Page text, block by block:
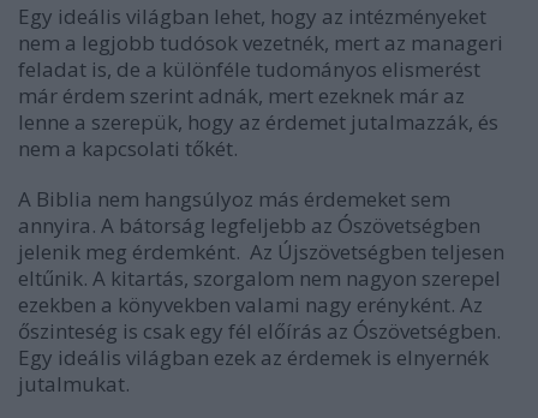
Egy ideális világban lehet, hogy az intézményeket
nem a legjobb tudósok vezetnék, mert az manageri
feladat is, de a különféle tudományos elismerést
már érdem szerint adnák, mert ezeknek már az
lenne a szerepük, hogy az érdemet jutalmazzák, és
nem a kapcsolati tőkét.
A Biblia nem hangsúlyoz más érdemeket sem
annyira. A bátorság legfeljebb az Ószövetségben
jelenik meg érdemként. Az Újszövetségben teljesen
eltűnik. A kitartás, szorgalom nem nagyon szerepel
ezekben a könyvekben valami nagy erényként. Az
őszinteség is csak egy fél előírás az Ószövetségben.
Egy ideális világban ezek az érdemek is elnyernék
jutalmukat.